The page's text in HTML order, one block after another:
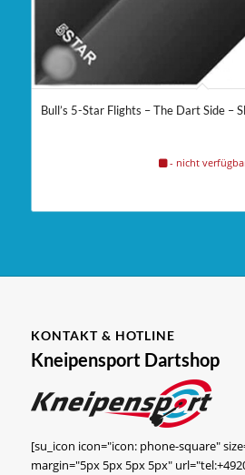
Bull’s 5-Star Flights – The Dart Side –
- nicht
KONTAKT & HOTLINE
Kneipensport Dartshop
[su_icon icon="icon: phone-square"
margin="5px 5px 5px 5px"